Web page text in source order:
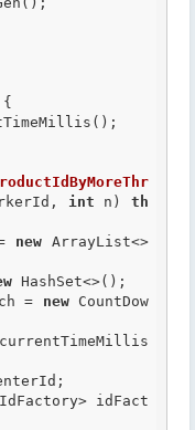
int n) th
new ArrayList<>
HashSet<>();
=
new CountDow